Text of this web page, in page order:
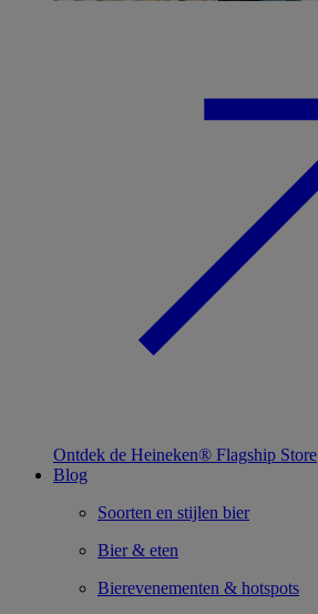
Ontdek de Heineken® Flagship Store
Blog
Soorten en stijlen bier
Bier & eten
Bierevenementen & hotspots